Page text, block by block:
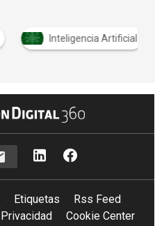
Inteligencia Artificial
Etiquetas
Rss Feed
Privacidad Cookie Center